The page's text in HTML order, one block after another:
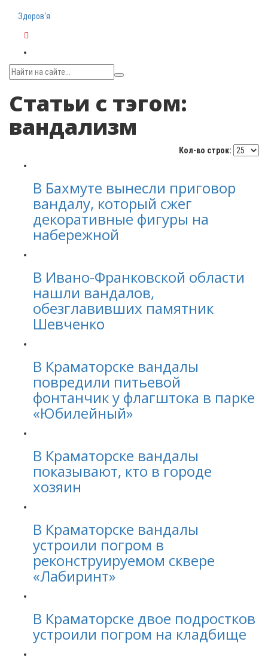
Здоров‘я
Статьи с тэгом:
вандализм
Кол-во строк:
В Бахмуте вынесли приговор
вандалу, который сжег
декоративные фигуры на
набережной
В Ивано-Франковской области
нашли вандалов,
обезглавивших памятник
Шевченко
В Краматорске вандалы
повредили питьевой
фонтанчик у флагштока в парке
«Юбилейный»
В Краматорске вандалы
показывают, кто в городе
хозяин
В Краматорске вандалы
устроили погром в
реконструируемом сквере
«Лабиринт»
В Краматорске двое подростков
устроили погром на кладбище